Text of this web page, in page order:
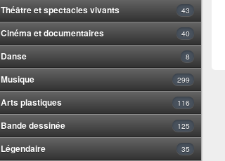
Théâtre et spectacles vivants 43
Cinéma et documentaires 40
Danse 8
Musique 299
Arts plastiques 116
Bande dessinée 125
Légendaire 35